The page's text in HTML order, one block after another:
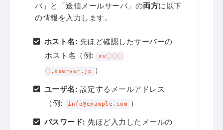
バ」と「送信メールサーバ」の両方に以下
の情報を入力します。
ホスト名: 先ほど確認したサーバーの
ホスト名（例:
sv〇〇〇
〇.xserver.jp
）
ユーザ名: 設定するメールアドレス
（例:
info@example.com
）
パスワード: 先ほど入力したメールの